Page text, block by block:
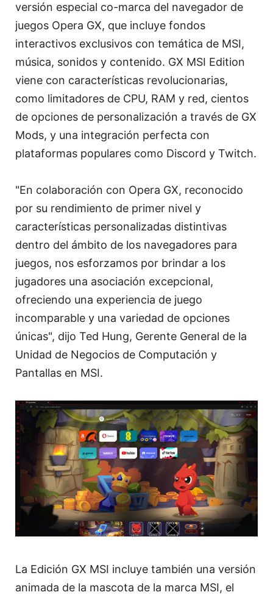
versión especial co-marca del navegador de
juegos Opera GX, que incluye fondos
interactivos exclusivos con temática de MSI,
música, sonidos y contenido. GX MSI Edition
viene con características revolucionarias,
como limitadores de CPU, RAM y red, cientos
de opciones de personalización a través de GX
Mods, y una integración perfecta con
plataformas populares como Discord y Twitch.
"En colaboración con Opera GX, reconocido
por su rendimiento de primer nivel y
características personalizadas distintivas
dentro del ámbito de los navegadores para
juegos, nos esforzamos por brindar a los
jugadores una asociación excepcional,
ofreciendo una experiencia de juego
incomparable y una variedad de opciones
únicas", dijo Ted Hung, Gerente General de la
Unidad de Negocios de Computación y
Pantallas en MSI.
La Edición GX MSI incluye también una versión
animada de la mascota de la marca MSI, el